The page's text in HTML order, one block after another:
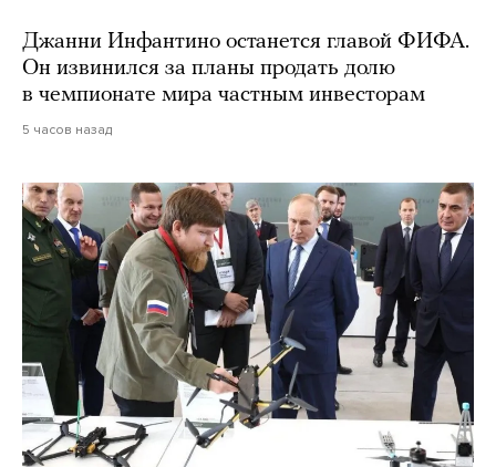
Джанни Инфантино останется главой ФИФА.
Он извинился за планы продать долю
в чемпионате мира частным инвесторам
5 часов назад